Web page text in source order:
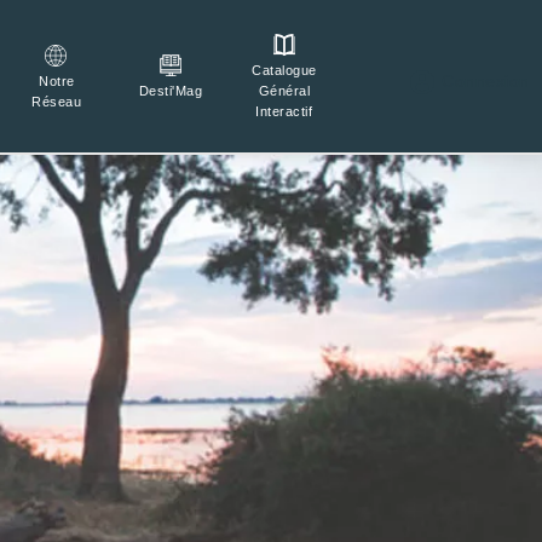
Notre
Réseau
Desti'Mag
Catalogue
Général
Interactif